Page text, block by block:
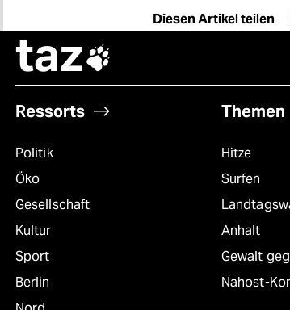
Diesen Artikel teilen
taz
Ressorts
Politik
Öko
Gesellschaft
Kultur
Sport
Berlin
Themen
Hitze
Surfen
Anhalt
Gewalt
Nahost-